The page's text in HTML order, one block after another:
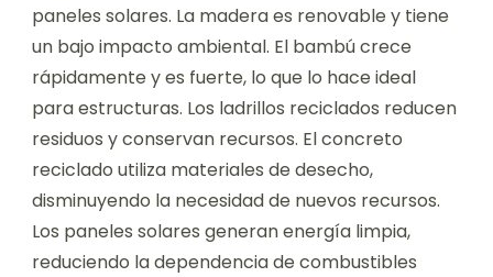
paneles solares. La madera es renovable y tiene
un bajo impacto ambiental. El bambú crece
rápidamente y es fuerte, lo que lo hace ideal
para estructuras. Los ladrillos reciclados reducen
residuos y conservan recursos. El concreto
reciclado utiliza materiales de desecho,
disminuyendo la necesidad de nuevos recursos.
Los paneles solares generan energía limpia,
reduciendo la dependencia de combustibles